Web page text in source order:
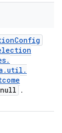
Config
.
. util .
null .